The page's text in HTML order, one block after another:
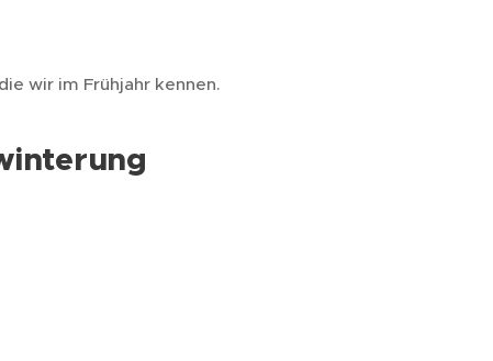
wir im Frühjahr kennen.